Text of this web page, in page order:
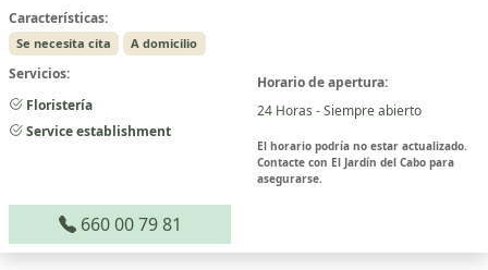
Características:
Se necesita cita A domicilio
Servicios:
Floristería
Service establishment
Horario de apertura:
24 Horas - Siempre abierto
El horario podría no estar actualizado.
Contacte con El Jardín del Cabo para
asegurarse.
660 00 79 81